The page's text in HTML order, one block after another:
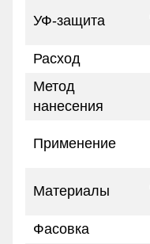
УФ-защита
Расход
Метод
нанесения
Применение
Материалы
Фасовка